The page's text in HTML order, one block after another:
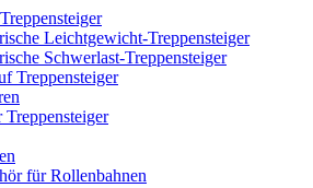
Leichtgewicht-Treppensteiger
Schwerlast-Treppensteiger
Treppensteiger
für Rollenbahnen